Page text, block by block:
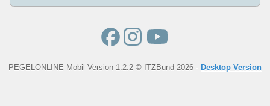
PEGELONLINE Mobil Version 1.2.2 © ITZBund 2026 - Desktop Version